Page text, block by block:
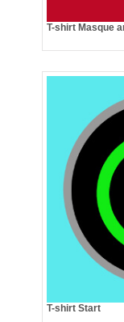
T-shirt Masque
T-shirt Start